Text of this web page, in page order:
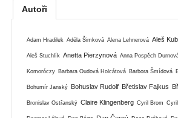
Autoři
Adam Hradilek Adéla Šimková Alena Lehnerová Aleš
Aleš Stuchlík Anetta Pierzynová Anna Pospěch
Komoróczy Barbara Oudová Holcátová Barbora Šmídová
Bohumír Janský Bohuslav Rudolf Břetislav Fajkus
Bronislav Ostřanský Claire Klingenberg Cyril Brom